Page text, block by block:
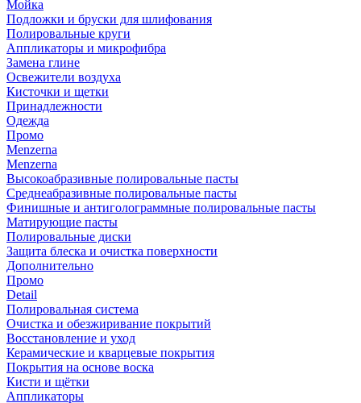
Мойка
Подложки и бруски для шлифования
Полировальные круги
Аппликаторы и микрофибра
Замена глине
Освежители воздуха
Кисточки и щетки
Принадлежности
Одежда
Промо
Menzerna
Menzerna
Высокоабразивные полировальные пасты
Среднеабразивные полировальные пасты
Финишные и антиголограммные полировальные пасты
Матирующие пасты
Полировальные диски
Защита блеска и очистка поверхности
Дополнительно
Промо
Detail
Полировальная система
Очистка и обезжиривание покрытий
Восстановление и уход
Керамические и кварцевые покрытия
Покрытия на основе воска
Кисти и щётки
Аппликаторы